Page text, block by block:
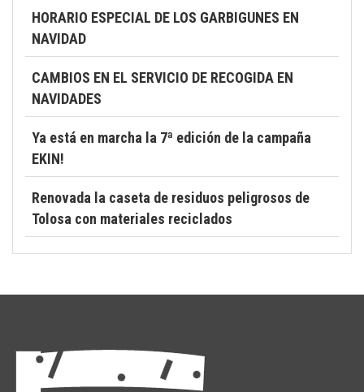
HORARIO ESPECIAL DE LOS GARBIGUNES EN
NAVIDAD
CAMBIOS EN EL SERVICIO DE RECOGIDA EN
NAVIDADES
Ya está en marcha la 7ª edición de la campaña
EKIN!
Renovada la caseta de residuos peligrosos de
Tolosa con materiales reciclados